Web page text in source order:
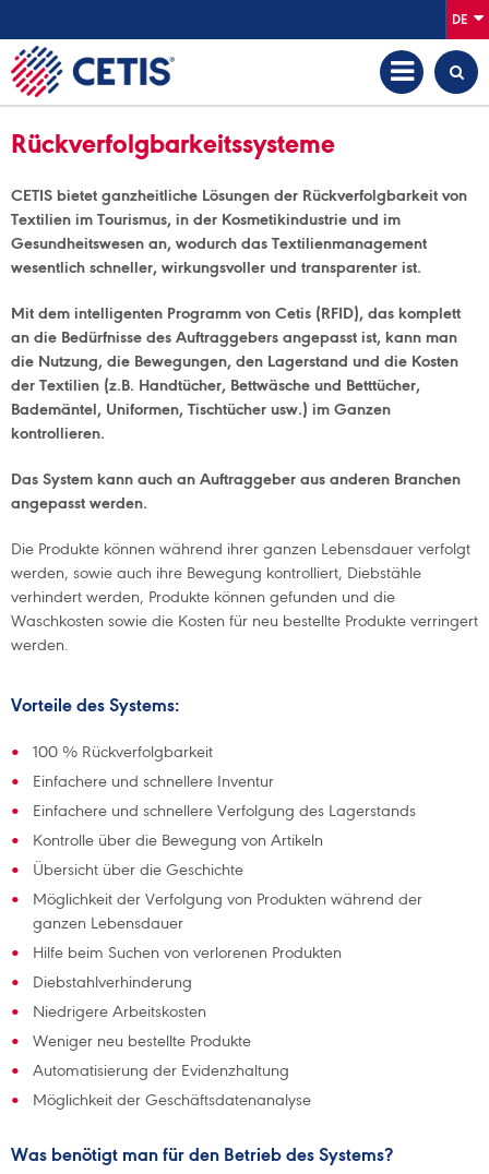
DE
Rückverfolgbarkeitssysteme
CETIS bietet ganzheitliche Lösungen der Rückverfolgbarkeit von
Textilien im Tourismus, in der Kosmetikindustrie und im
Gesundheitswesen an, wodurch das Textilienmanagement
wesentlich schneller, wirkungsvoller und transparenter ist.
Mit dem intelligenten Programm von Cetis (RFID), das komplett
an die Bedürfnisse des Auftraggebers angepasst ist, kann man
die Nutzung, die Bewegungen, den Lagerstand und die Kosten
der Textilien (z.B. Handtücher, Bettwäsche und Betttücher,
Bademäntel, Uniformen, Tischtücher usw.) im Ganzen
kontrollieren.
Das System kann auch an Auftraggeber aus anderen Branchen
angepasst werden.
Die Produkte können während ihrer ganzen Lebensdauer verfolgt
werden, sowie auch ihre Bewegung kontrolliert, Diebstähle
verhindert werden, Produkte können gefunden und die
Waschkosten sowie die Kosten für neu bestellte Produkte verringert
werden.
Vorteile des Systems:
100 % Rückverfolgbarkeit
Einfachere und schnellere Inventur
Einfachere und schnellere Verfolgung des Lagerstands
Kontrolle über die Bewegung von Artikeln
Übersicht über die Geschichte
Möglichkeit der Verfolgung von Produkten während der
ganzen Lebensdauer
Hilfe beim Suchen von verlorenen Produkten
Diebstahlverhinderung
Niedrigere Arbeitskosten
Weniger neu bestellte Produkte
Automatisierung der Evidenzhaltung
Möglichkeit der Geschäftsdatenanalyse
Was benötigt man für den Betrieb des Systems?